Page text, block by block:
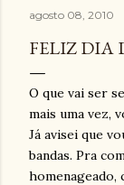
agosto 08, 2010
FELIZ DIA
O que vai ser
mais uma vez,
Já avisei que
bandas. Pra